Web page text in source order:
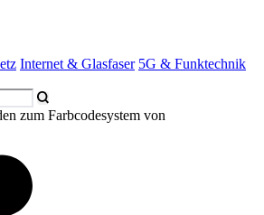
Internet & Glasfaser 5G & Funktechnik
zum Farbcodesystem von